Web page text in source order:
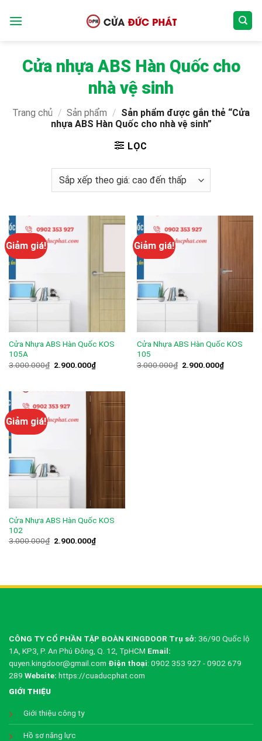
qua
Cửa nhựa ABS Hàn Quốc cho
nhà vệ sinh
Trang chủ / Sản phẩm / Sản phẩm được gắn thẻ “Cửa
nhựa ABS Hàn Quốc cho nhà vệ sinh”
LỌC
Giảm giá!
Cửa Nhựa ABS Hàn Quốc KOS
105A
3.000.000₫ Giá
2.900.000₫Giá
hiện
2.900.000₫.
Giảm giá!
Cửa Nhựa ABS Hàn Quốc KOS
105
3.000.000₫ Giá
2.900.000₫Giá
hiện
Giảm giá!
Cửa Nhựa ABS Hàn Quốc KOS
102
3.000.000₫ Giá
2.900.000₫Giá
hiện
CÔNG TY CỔ PHẦN TẬP ĐOÀN KINGDOOR Trụ sở: 36/90 Quốc lộ
1A, KP3, P. An Phú Đông, Q. 12, TpHCM Email:
quyen.kingdoor@gmail.com Điện thoại: 0902 353 927 - 0902 679
289 Website: https://cuaducphat.com
GIỚI THIỆU
Giới thiệu công ty
Hồ sơ năng lực